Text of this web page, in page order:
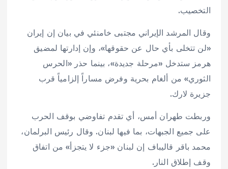
التخصيب.
وقال المرشد الإيراني مجتبى خامنئي في بيان إن إيران
«لن تتخلى بأي حال عن حقوقها»، وإن إدارتها لمضيق
هرمز ستدخل «مرحلة جديدة»، بينما حذر «الحرس
الثوري» من ألغام بحرية وفرض مساراً إلزامياً قرب
جزيرة لارك.
وربطت طهران أمس، أي تقدم تفاوضي بوقف الحرب
على جميع الجبهات، بما فيها لبنان. وقال رئيس البرلمان،
محمد باقر قاليباف إن لبنان «جزء لا يتجزأ» من اتفاق
وقف إطلاق النار.